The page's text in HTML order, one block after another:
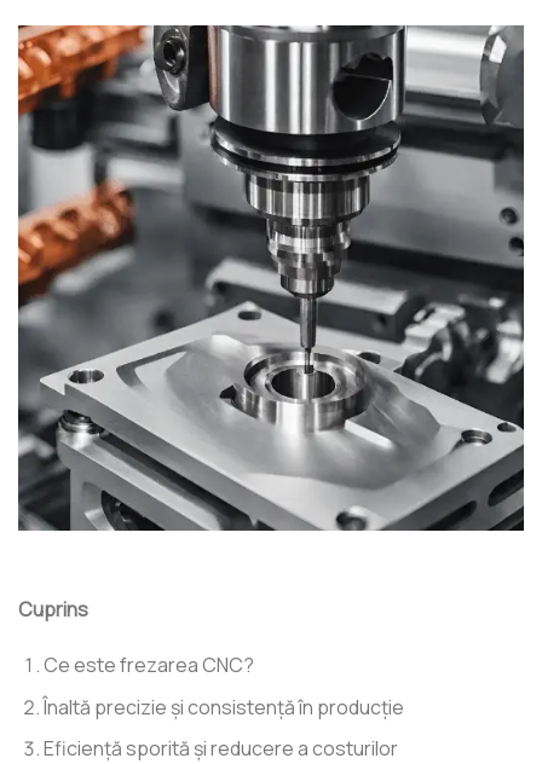
Cuprins
Ce este frezarea CNC?
Înaltă precizie și consistență în producție
Eficiență sporită și reducere a costurilor